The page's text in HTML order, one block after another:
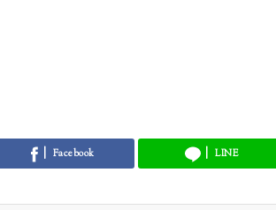
Facebook LINE